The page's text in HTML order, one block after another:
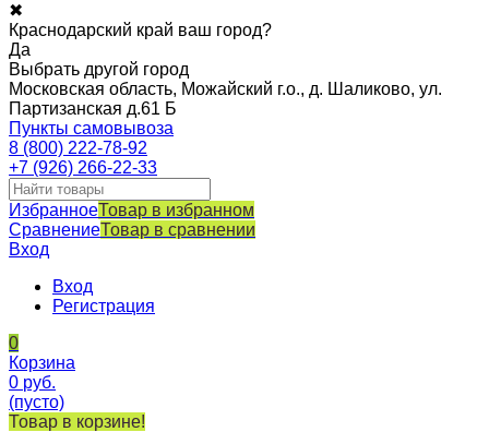
✖
Краснодарский край ваш город?
Да
Выбрать другой город
Московская область, Можайский г.о., д. Шаликово, ул.
Партизанская д.61 Б
Пункты самовывоза
8 (800) 222-78-92
+7 (926) 266-22-33
ИзбранноеТовар в избранном
СравнениеТовар в сравнении
Вход
Вход
Регистрация
0
Корзина
0 руб.
(пусто)
Товар в корзине!